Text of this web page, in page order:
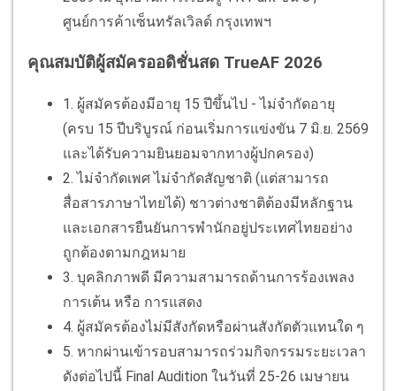
ศูนย์การค้าเซ็นทรัลเวิลด์ กรุงเทพฯ
คุณสมบัติผู้สมัครออดิชั่นสด TrueAF 2026
1. ผู้สมัครต้องมีอายุ 15 ปีขึ้นไป - ไม่จำกัดอายุ
(ครบ 15 ปีบริบูรณ์ ก่อนเริ่มการแข่งขัน 7 มิ.ย. 2569
และได้รับความยินยอมจากทางผู้ปกครอง)
2. ไม่จํากัดเพศ ไม่จำกัดสัญชาติ (แต่สามารถ
สื่อสารภาษาไทยได้) ชาวต่างชาติต้องมีหลักฐาน
และเอกสารยืนยันการพำนักอยู่ประเทศไทยอย่าง
ถูกต้องตามกฎหมาย
3. บุคลิกภาพดี มีความสามารถด้านการร้องเพลง
การเต้น หรือ การแสดง
4. ผู้สมัครต้องไม่มีสังกัดหรือผ่านสังกัดตัวแทนใด ๆ
5. หากผ่านเข้ารอบสามารถร่วมกิจกรรมระยะเวลา
ดังต่อไปนี้ Final Audition ในวันที่ 25-26 เมษายน